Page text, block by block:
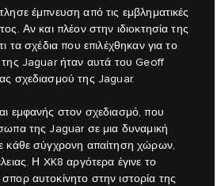
έμπνευση από τις εμβληματικές
Αν και πλέον στην ιδιοκτησία της
τα σχέδια που επιλέχθηκαν για το
Jaguar ήταν αυτά του Geoff
σχεδιασμού της Jaguar.
εμφανής στον σχεδιασμό, που
της Jaguar σε μια δυναμική
κάθε σύγχρονη απαίτηση χώρων,
Η XK8 αργότερα έγινε το
αυτοκίνητο στην ιστορία της